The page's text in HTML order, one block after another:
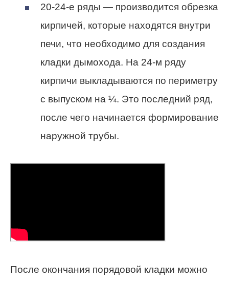
20-24-е ряды — производится обрезка
кирпичей, которые находятся внутри
печи, что необходимо для создания
кладки дымохода. На 24-м ряду
кирпичи выкладываются по периметру
с выпуском на ¼. Это последний ряд,
после чего начинается формирование
наружной трубы.
После окончания порядовой кладки можно